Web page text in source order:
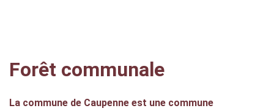
Forêt communale
La commune de Caupenne est une commune